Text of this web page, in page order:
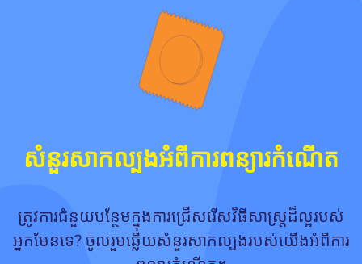
សំនួរសាកល្បងអំពីការពន្យារកំណើត
ត្រូវការជំនួយបន្ថែមក្នុងការជ្រើសរើសវិធីសាស្ត្រដ៏ល្អរបស់
អ្នកមែនទេ? ចូលរួមឆ្លើយសំនួរសាកល្បងរបស់យើងអំពីការ